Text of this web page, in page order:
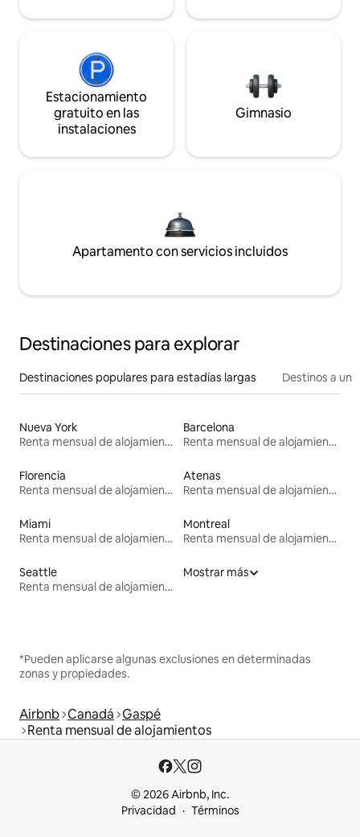
Estacionamiento
gratuito en las
instalaciones
Gimnasio
Apartamento con servicios incluidos
Destinaciones para explorar
Destinaciones populares para estadías largas Destinos a un
Nueva York
Renta mensual de alojamientos
Barcelona
Renta mensual de alojamientos
Florencia
Renta mensual de alojamientos
Atenas
Renta mensual de alojamientos
Miami
Renta mensual de alojamientos
Montreal
Renta mensual de alojamientos
Seattle
Renta mensual de alojamientos
Mostrar más
*Pueden aplicarse algunas exclusiones en determinadas
zonas y propiedades.
Airbnb Canadá Gaspé
Renta mensual de alojamientos
© 2026 Airbnb, Inc.
Privacidad
Términos